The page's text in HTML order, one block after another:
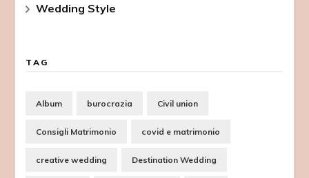
Wedding Style
TAG
Album burocrazia Civil union
Consigli Matrimonio covid e matrimonio
creative wedding Destination Wedding